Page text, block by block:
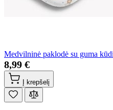
Medvilninė paklodė su guma
8,99 €
Į krepšelį